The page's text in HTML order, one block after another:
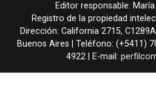
Editor responsable:
Registro de la propiedad
Dirección: California 2715,
Buenos Aires | Teléfono: (+5411)
4922 | E-mail: